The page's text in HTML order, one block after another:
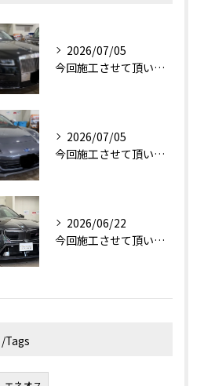
2026/07/05
今回施工させて頂いたお車はロールス・ロイス・ゴーストです！✨
2026/07/05
今回施工させて頂いたお車はスバルBRZです！✨
2026/06/22
今回施工させて頂いたお車はBMW M5です！✨
Tags